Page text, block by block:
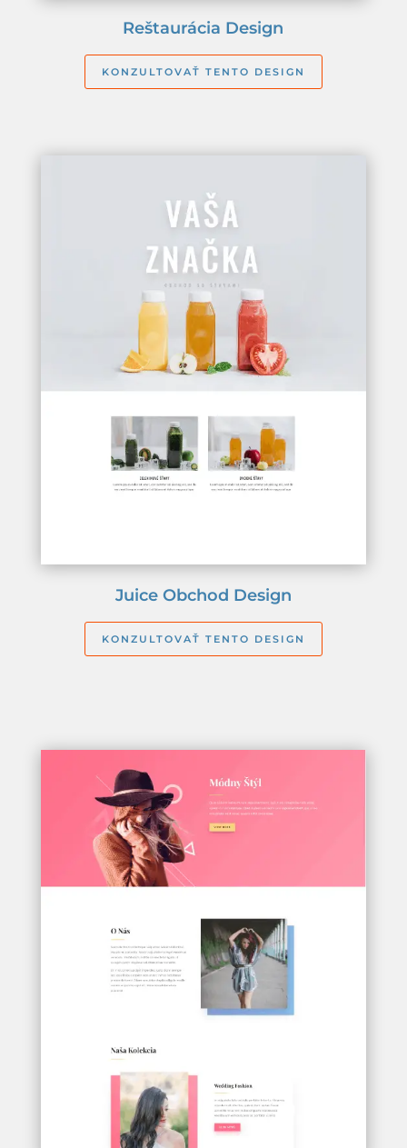
Reštaurácia Design
KONZULTOVAŤ TENTO DESIGN
Juice Obchod Design
KONZULTOVAŤ TENTO DESIGN